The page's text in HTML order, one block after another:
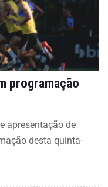
programação
apresentação de
desta quinta-